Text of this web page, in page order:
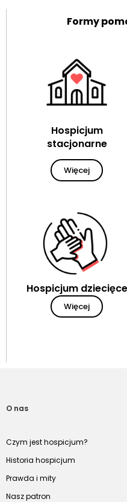
Formy
Hospicjum
stacjonarne
Więcej
Hospicjum dziecięce
Więcej
O nas
Czym jest hospicjum?
Historia hospicjum
Prawda i mity
Nasz patron